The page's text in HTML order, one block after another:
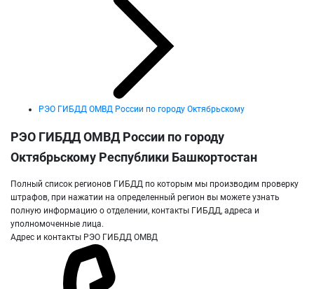
РЭО ГИБДД ОМВД России по городу Октябрьскому
РЭО ГИБДД ОМВД России по городу
Октябрьскому Республики Башкортостан
Полный список регионов ГИБДД по которым мы производим проверку
штрафов, при нажатии на определенный регион вы можете узнать
полную информацию о отделении, контакты ГИБДД, адреса и
уполномоченные лица.
Адрес и контакты РЭО ГИБДД ОМВД